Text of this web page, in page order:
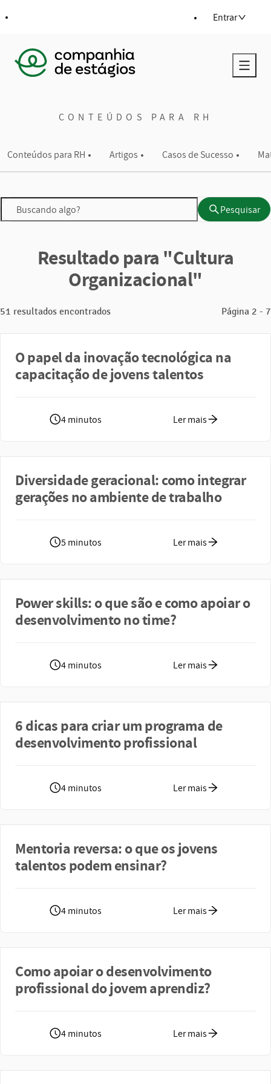
o conteúdo Entrar
Voltar para a página principal
CONTEÚDOS PARA RH
Conteúdos para RH Artigos Casos de Sucesso
Pesquisar
Resultado para "Cultura
Organizacional"
51 resultados encontrados Página 2 - 7
O papel da inovação tecnológica na
capacitação de jovens talentos
4 minutos Ler mais
Diversidade geracional: como integrar
gerações no ambiente de trabalho
5 minutos Ler mais
Power skills: o que são e como apoiar o
desenvolvimento no time?
4 minutos Ler mais
6 dicas para criar um programa de
desenvolvimento profissional
4 minutos Ler mais
Mentoria reversa: o que os jovens
talentos podem ensinar?
4 minutos Ler mais
Como apoiar o desenvolvimento
profissional do jovem aprendiz?
4 minutos Ler mais